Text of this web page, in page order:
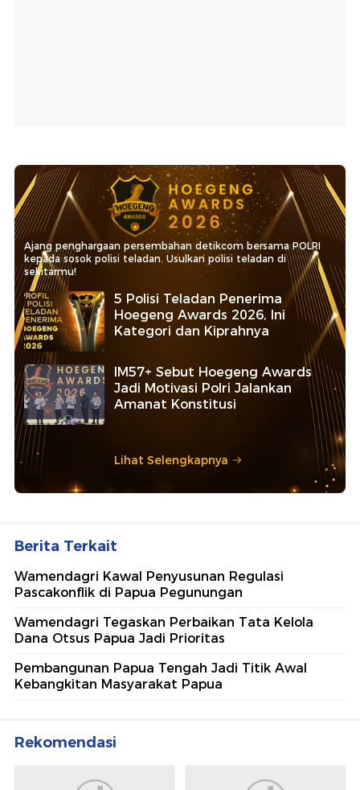
Ajang penghargaan persembahan detikcom bersama POLRI
kepada sosok polisi teladan. Usulkan polisi teladan di
sekitarmu!
5 Polisi Teladan Penerima
Hoegeng Awards 2026, Ini
Kategori dan Kiprahnya
IM57+ Sebut Hoegeng Awards
Jadi Motivasi Polri Jalankan
Amanat Konstitusi
Lihat Selengkapnya
Berita Terkait
Wamendagri Kawal Penyusunan Regulasi
Pascakonflik di Papua Pegunungan
Wamendagri Tegaskan Perbaikan Tata Kelola
Dana Otsus Papua Jadi Prioritas
Pembangunan Papua Tengah Jadi Titik Awal
Kebangkitan Masyarakat Papua
Rekomendasi